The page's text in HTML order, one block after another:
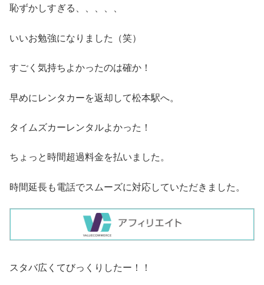
恥ずかしすぎる、、、、、
いいお勉強になりました（笑）
すごく気持ちよかったのは確か！
早めにレンタカーを返却して松本駅へ。
タイムズカーレンタルよかった！
ちょっと時間超過料金を払いました。
時間延長も電話でスムーズに対応していただきました。
スタバ広くてびっくりしたー！！